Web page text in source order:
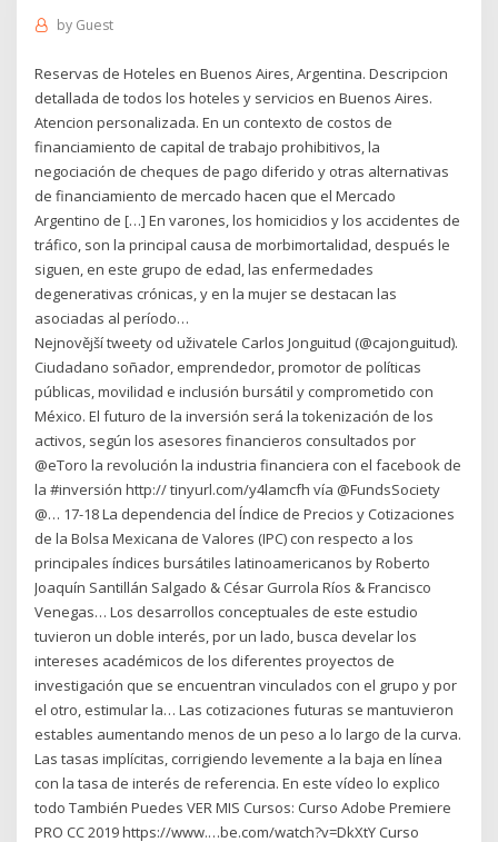
by Guest
Reservas de Hoteles en Buenos Aires, Argentina. Descripcion
detallada de todos los hoteles y servicios en Buenos Aires.
Atencion personalizada. En un contexto de costos de
financiamiento de capital de trabajo prohibitivos, la
negociación de cheques de pago diferido y otras alternativas
de financiamiento de mercado hacen que el Mercado
Argentino de […] En varones, los homicidios y los accidentes de
tráfico, son la principal causa de morbimortalidad, después le
siguen, en este grupo de edad, las enfermedades
degenerativas crónicas, y en la mujer se destacan las
asociadas al período…
Nejnovější tweety od uživatele Carlos Jonguitud (@cajonguitud).
Ciudadano soñador, emprendedor, promotor de políticas
públicas, movilidad e inclusión bursátil y comprometido con
México. El futuro de la inversión será la tokenización de los
activos, según los asesores financieros consultados por
@eToro la revolución la industria financiera con el facebook de
la #inversión http:// tinyurl.com/y4lamcfh vía @FundsSociety
@… 17-18 La dependencia del Índice de Precios y Cotizaciones
de la Bolsa Mexicana de Valores (IPC) con respecto a los
principales índices bursátiles latinoamericanos by Roberto
Joaquín Santillán Salgado & César Gurrola Ríos & Francisco
Venegas… Los desarrollos conceptuales de este estudio
tuvieron un doble interés, por un lado, busca develar los
intereses académicos de los diferentes proyectos de
investigación que se encuentran vinculados con el grupo y por
el otro, estimular la… Las cotizaciones futuras se mantuvieron
estables aumentando menos de un peso a lo largo de la curva.
Las tasas implícitas, corrigiendo levemente a la baja en línea
con la tasa de interés de referencia. En este vídeo lo explico
todo También Puedes VER MIS Cursos: Curso Adobe Premiere
PRO CC 2019 https://www.…be.com/watch?v=DkXtY Curso